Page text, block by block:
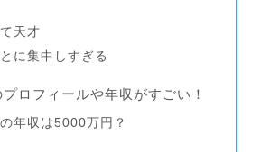
天才
に集中しすぎる
ロフィールや年収がすごい！
年収は5000万円？